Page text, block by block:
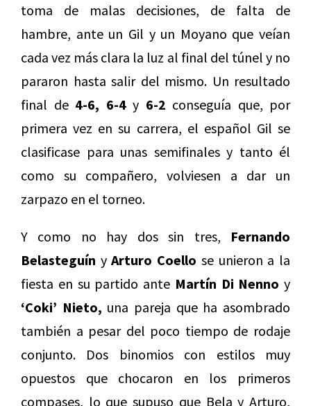
toma de malas decisiones, de falta de
hambre, ante un Gil y un Moyano que veían
cada vez más clara la luz al final del túnel y no
pararon hasta salir del mismo. Un resultado
final de 4-6, 6-4y 6-2 conseguía que, por
primera vez en su carrera, el español Gil se
clasificase para unas semifinales y tanto él
como su compañero, volviesen a dar un
zarpazo en el torneo.
Y como no hay dos sin tres, Fernando
Belasteguín yArturo Coello se unieron a la
fiesta en su partido ante Martín Di Nenno y
‘Coki’ Nieto, una pareja que ha asombrado
también a pesar del poco tiempo de rodaje
conjunto. Dos binomios con estilos muy
opuestos que chocaron en los primeros
compases, lo que supuso que Bela y Arturo,